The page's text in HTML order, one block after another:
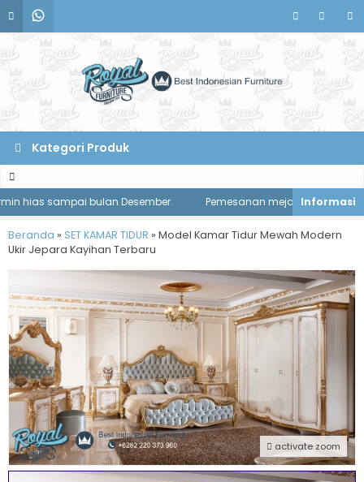
Kategori Produk
sampai bulan Desember. Pemesanan meja makan diskon 1
Beranda » SET KAMAR TIDUR » Model Kamar Tidur Mewah Modern
Ukir Jepara Kayihan Terbaru
activate zoom